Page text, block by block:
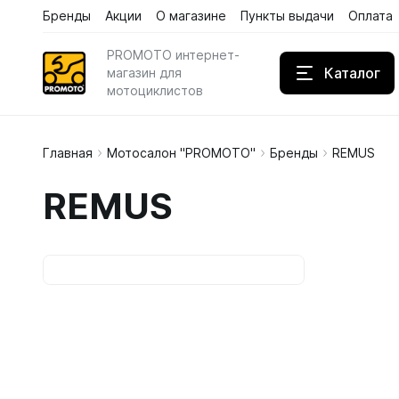
Бренды Акции О магазине Пункты выдачи Оплата
PROMOTO интернет-
магазин для
мотоциклистов
Каталог
Главная Мотосалон "PROMOTO" Бренды REMUS
REMUS